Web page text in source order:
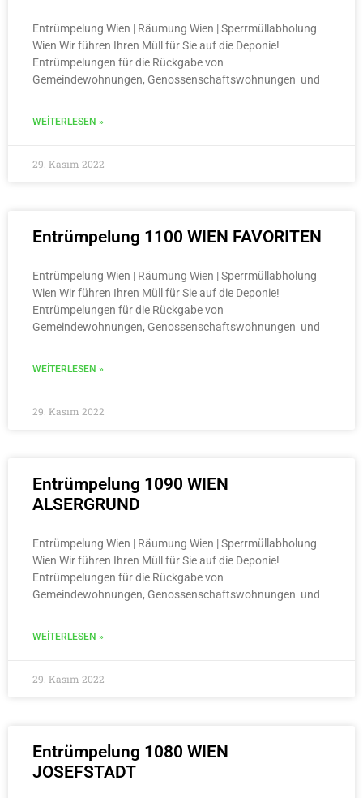
Entrümpelung Wien | Räumung Wien | Sperrmüllabholung
Wien Wir führen Ihren Müll für Sie auf die Deponie!
Entrümpelungen für die Rückgabe von
Gemeindewohnungen, Genossenschaftswohnungen und
WEITERLESEN »
29. Kasım 2022
Entrümpelung 1100 WIEN FAVORITEN
Entrümpelung Wien | Räumung Wien | Sperrmüllabholung
Wien Wir führen Ihren Müll für Sie auf die Deponie!
Entrümpelungen für die Rückgabe von
Gemeindewohnungen, Genossenschaftswohnungen und
WEITERLESEN »
29. Kasım 2022
Entrümpelung 1090 WIEN
ALSERGRUND
Entrümpelung Wien | Räumung Wien | Sperrmüllabholung
Wien Wir führen Ihren Müll für Sie auf die Deponie!
Entrümpelungen für die Rückgabe von
Gemeindewohnungen, Genossenschaftswohnungen und
WEITERLESEN »
29. Kasım 2022
Entrümpelung 1080 WIEN
JOSEFSTADT